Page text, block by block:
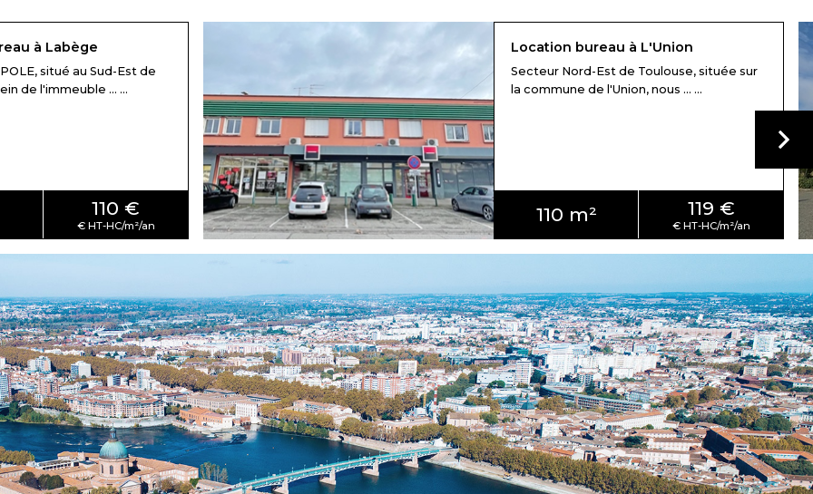
à Labège
situé au Sud-Est de
de l'immeuble ... ...
110 €
Location bureau à L'Union
Secteur Nord-Est de Toulouse, située sur
la commune de l'Union, nous ... ...
110 m² 119 €